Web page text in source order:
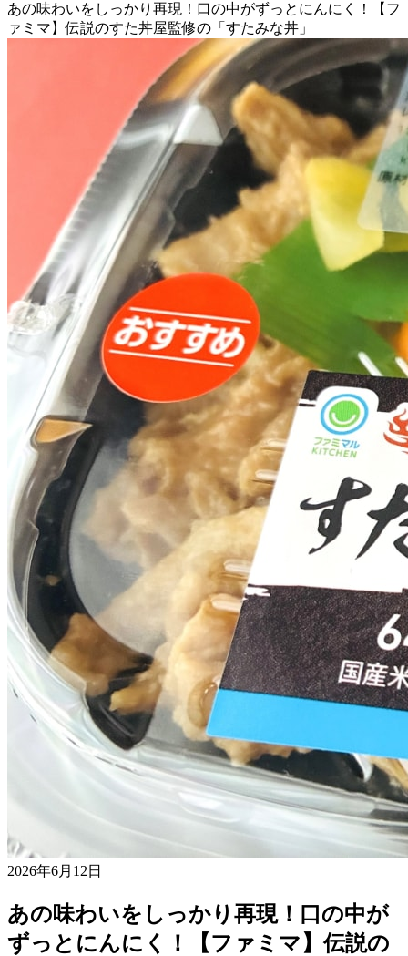
あの味わいをしっかり再現！口の中がずっとにんにく！【フ
ァミマ】伝説のすた丼屋監修の「すたみな丼」
2026年6月12日
あの味わいをしっかり再現！口の中が
ずっとにんにく！【ファミマ】伝説の